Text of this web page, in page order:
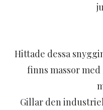
Hittade dessa
finns massor
Gillar den